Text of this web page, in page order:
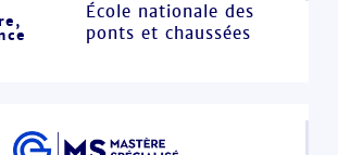
École nationale des
ponts et chaussées